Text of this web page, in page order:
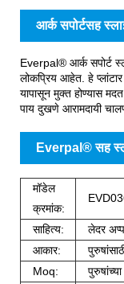
आर्क सपोर्टसह
Everpal® आर्क सपोर्ट
लोकप्रिय आहेत. हे
यापासून मुक्त होण्यास
पाय दुखणे आरामदायी
Everpal® सह
मॉडेल
क्रमांक:
साहित्य:
लेदर
आकार:
Moq: